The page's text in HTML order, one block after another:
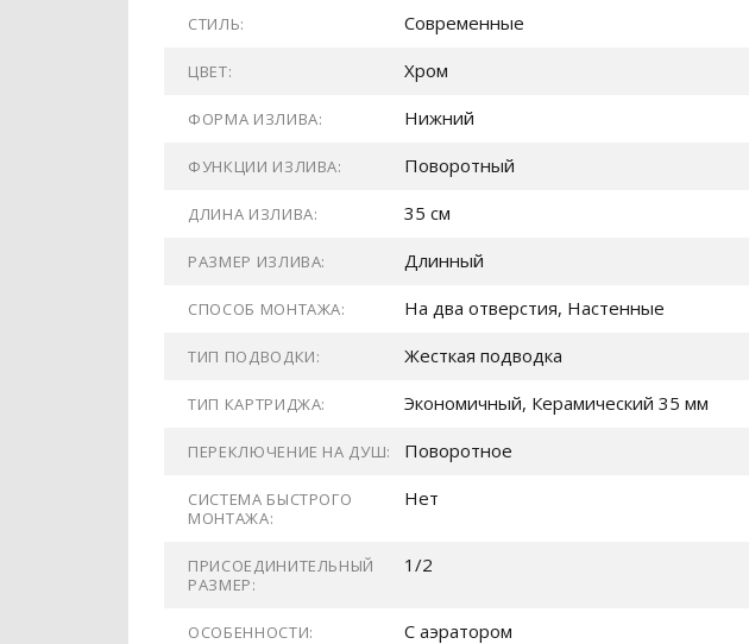
СТИЛЬ: Современные
ЦВЕТ: Хром
ФОРМА ИЗЛИВА: Нижний
ФУНКЦИИ ИЗЛИВА: Поворотный
ДЛИНА ИЗЛИВА: 35 см
РАЗМЕР ИЗЛИВА: Длинный
СПОСОБ МОНТАЖА: На два отверстия, Настенные
ТИП ПОДВОДКИ: Жесткая подводка
ТИП КАРТРИДЖА: Экономичный, Керамический 35 мм
ПЕРЕКЛЮЧЕНИЕ НА ДУШ: Поворотное
СИСТЕМА БЫСТРОГО
МОНТАЖА:
Нет
ПРИСОЕДИНИТЕЛЬНЫЙ
РАЗМЕР:
1/2
ОСОБЕННОСТИ: С аэратором